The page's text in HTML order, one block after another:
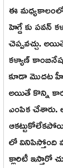
ఈ మధ్యకాలంలో
హెగ్డే కు పవన్
చెప్పవచ్చు.
కళ్యాణ్
కూడా మొదట
అయితే కొన్ని
ఎంపిక
లో
క్లారిటీ ఇస్తారో